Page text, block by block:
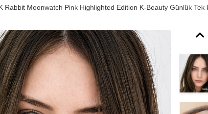
Rabbit Moonwatch Pink Highlighted Edition K-Beauty Günlük